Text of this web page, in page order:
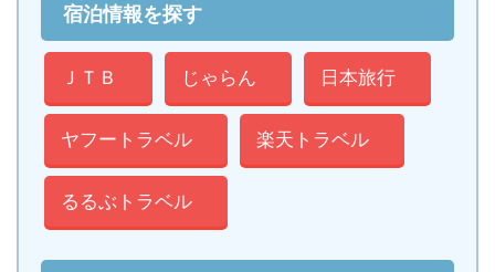
宿泊情報を探す
ＪＴＢ じゃらん 日本旅行
ヤフートラベル 楽天トラベル
るるぶトラベル